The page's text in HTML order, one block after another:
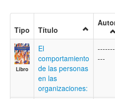
Contacto
Iniciar sesión
Tipo Título
Libro
El
comportamiento
de las personas
en las
organizaciones:
-------
---